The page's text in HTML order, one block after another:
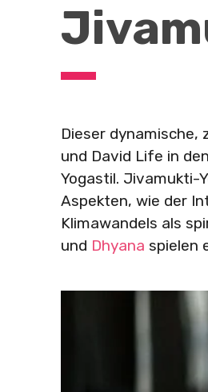
Dieser dynamische,
und David Life in
Yogastil. Jivamukti-
Aspekten, wie der
Klimawandels als
und Dhyana spielen